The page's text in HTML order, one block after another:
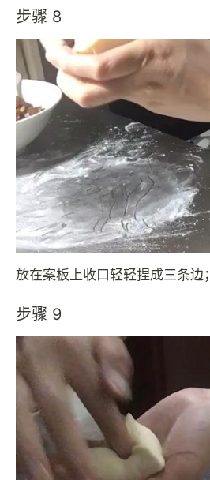
步骤 8
放在案板上收口轻轻捏成三条边；
步骤 9